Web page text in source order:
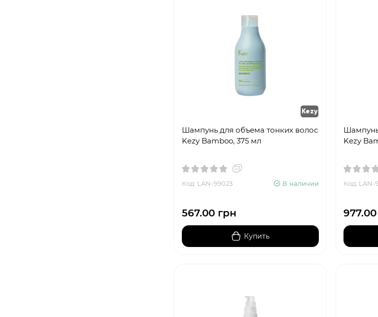
Kezy
Шампунь для объема тонких волос
Kezy Bamboo, 375 мл
Код: LAN-99023 В наличии
567.00 грн
Купить
Kezy
Код: LAN-